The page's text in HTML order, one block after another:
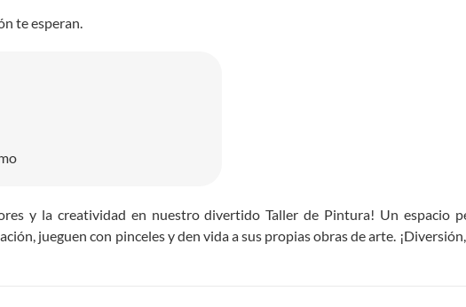
te esperan.
y la creatividad en nuestro divertido Taller de Pintura! Un espacio
jueguen con pinceles y den vida a sus propias obras de arte.